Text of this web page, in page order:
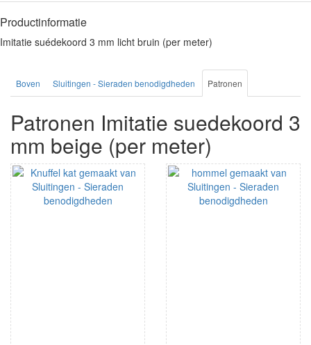
Productinformatie
Imitatie suédekoord 3 mm licht bruin (per meter)
Boven Sluitingen - Sieraden benodigdheden Patronen
Patronen Imitatie suedekoord 3
mm beige (per meter)